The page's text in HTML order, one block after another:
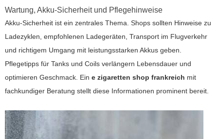
Wartung, Akku-Sicherheit und Pflegehinweise
Akku-Sicherheit ist ein zentrales Thema. Shops sollten Hinweise zu
Ladezyklen, empfohlenen Ladegeräten, Transport im Flugverkehr
und richtigem Umgang mit leistungsstarken Akkus geben.
Pflegetipps für Tanks und Coils verlängern Lebensdauer und
optimieren Geschmack. Ein e zigaretten shop frankreich mit
fachkundiger Beratung stellt diese Informationen prominent bereit.